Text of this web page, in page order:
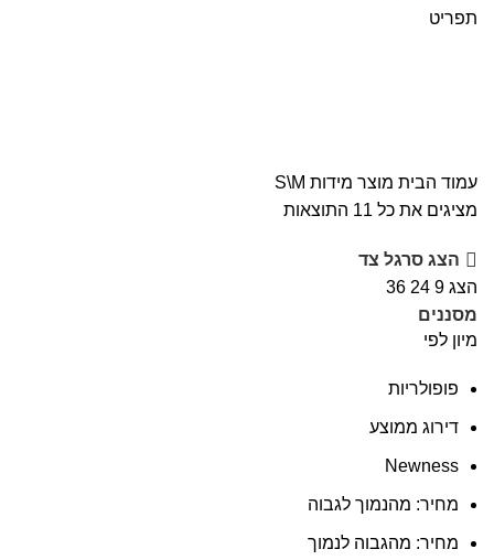
תפריט
עמוד הבית מוצר מידות S\M
מציגים את כל ⁦11⁩ התוצאות
הצג סרגל צד
הצג 9
24
36
מסננים
מיון לפי
פופולריות
דירוג ממוצע
Newness
מחיר: מהנמוך לגבוה
מחיר: מהגבוה לנמוך